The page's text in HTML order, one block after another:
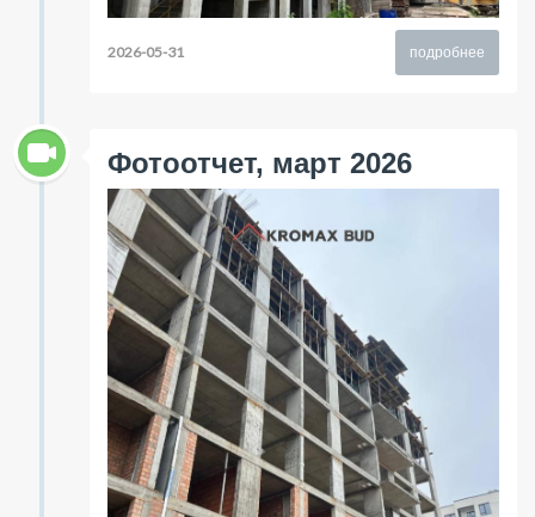
подробнее
2026-05-31
Фотоотчет, март 2026